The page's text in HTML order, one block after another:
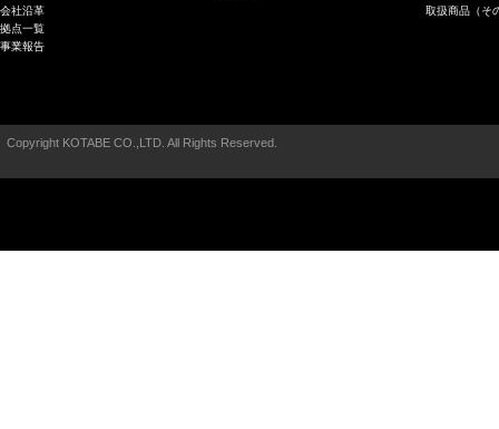
会社沿革
拠点一覧
事業報告
取扱商品（そ
Copyright KOTABE CO.,LTD. All Rights Reserved.